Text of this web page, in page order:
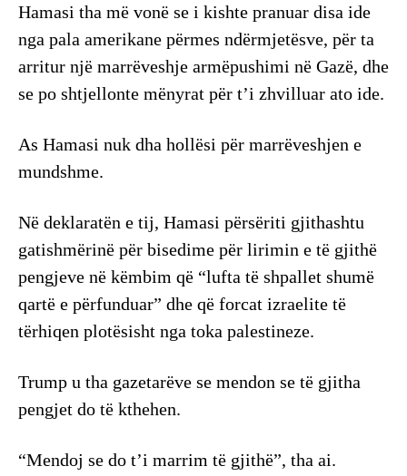
Hamasi tha më vonë se i kishte pranuar disa ide
nga pala amerikane përmes ndërmjetësve, për ta
arritur një marrëveshje armëpushimi në Gazë, dhe
se po shtjellonte mënyrat për t’i zhvilluar ato ide.
As Hamasi nuk dha hollësi për marrëveshjen e
mundshme.
Në deklaratën e tij, Hamasi përsëriti gjithashtu
gatishmërinë për bisedime për lirimin e të gjithë
pengjeve në këmbim që “lufta të shpallet shumë
qartë e përfunduar” dhe që forcat izraelite të
tërhiqen plotësisht nga toka palestineze.
Trump u tha gazetarëve se mendon se të gjitha
pengjet do të kthehen.
“Mendoj se do t’i marrim të gjithë”, tha ai.